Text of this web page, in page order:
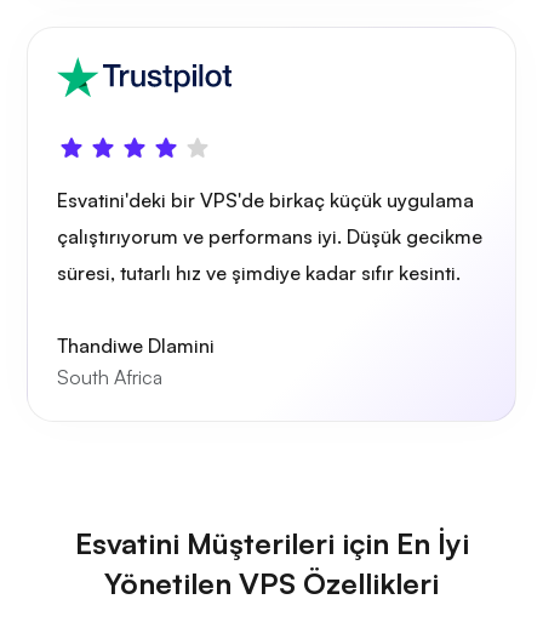
Esvatini'deki bir VPS'de birkaç küçük uygulama
çalıştırıyorum ve performans iyi. Düşük gecikme
süresi, tutarlı hız ve şimdiye kadar sıfır kesinti.
Thandiwe Dlamini
South Africa
Esvatini Müşterileri için En İyi
Yönetilen VPS Özellikleri